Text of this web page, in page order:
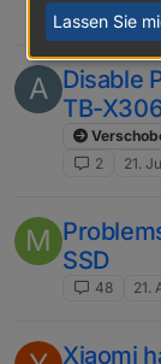
A Disable
TB-
2
21.
M
SSD
48 21.
Xiaomi
Lassen Sie